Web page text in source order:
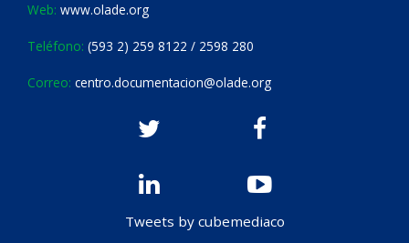
Web: www.olade.org
Teléfono: (593 2) 259 8122 / 2598 280
Correo: centro.documentacion@olade.org
Tweets by cubemediaco